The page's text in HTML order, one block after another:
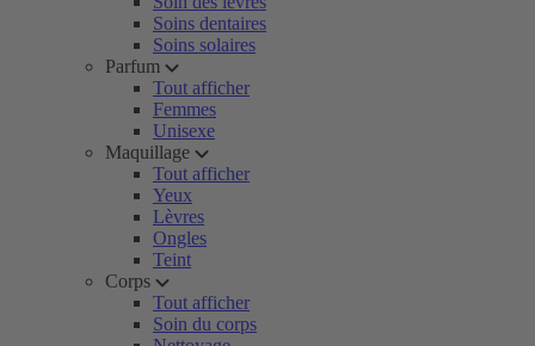
Soins dentaires
Soins solaires
Parfum
Tout afficher
Femmes
Unisexe
Maquillage
Tout afficher
Yeux
Lèvres
Ongles
Teint
Corps
Tout afficher
Soin du corps